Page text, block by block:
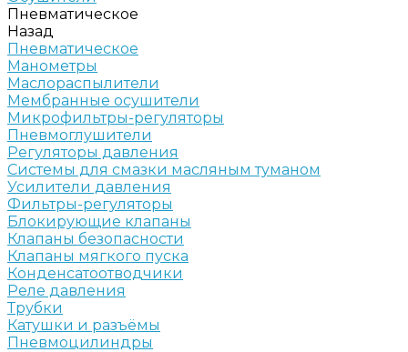
Пневматическое
Назад
Пневматическое
Манометры
Маслораспылители
Мембранные осушители
Микрофильтры-регуляторы
Пневмоглушители
Регуляторы давления
Системы для смазки масляным туманом
Усилители давления
Фильтры-регуляторы
Блокирующие клапаны
Клапаны безопасности
Клапаны мягкого пуска
Конденсатоотводчики
Реле давления
Трубки
Катушки и разъёмы
Пневмоцилиндры